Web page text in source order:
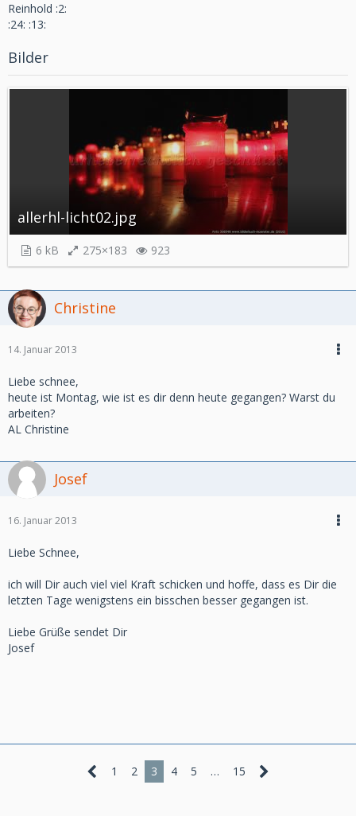
Reinhold :2:
:24: :13:
Bilder
allerhl-licht02.jpg
6 kB 275×183 923
Christine
14. Januar 2013
Liebe schnee,
heute ist Montag, wie ist es dir denn heute gegangen? Warst du
arbeiten?
AL Christine
Josef
16. Januar 2013
Liebe Schnee,
ich will Dir auch viel viel Kraft schicken und hoffe, dass es Dir die
letzten Tage wenigstens ein bisschen besser gegangen ist.
Liebe Grüße sendet Dir
Josef
1 2 3 4 5 … 15